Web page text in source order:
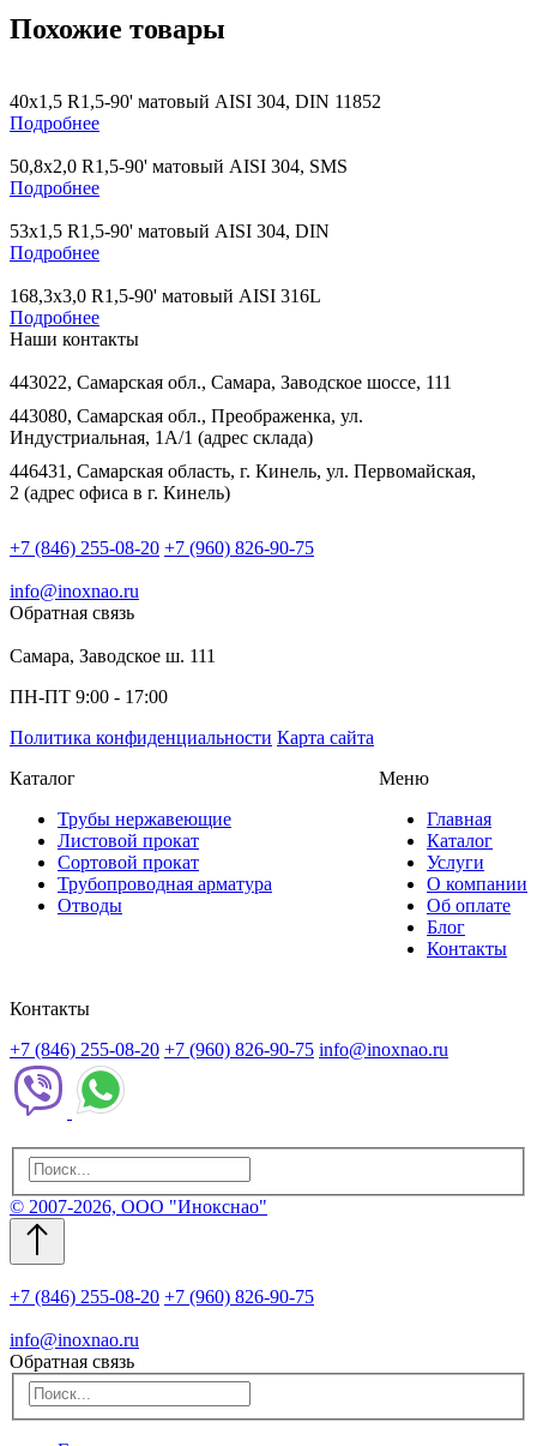
Похожие товары
40х1,5 R1,5-90' матовый AISI 304, DIN 11852
Подробнее
50,8х2,0 R1,5-90' матовый AISI 304, SMS
Подробнее
53х1,5 R1,5-90' матовый AISI 304, DIN
Подробнее
168,3х3,0 R1,5-90' матовый AISI 316L
Подробнее
Наши контакты
443022, Самарская обл., Самара, Заводское шоссе, 111
443080, Самарская обл., Преображенка, ул.
Индустриальная, 1А/1 (адрес склада)
446431, Самарская область, г. Кинель, ул. Первомайская,
2 (адрес офиса в г. Кинель)
+7 (846) 255-08-20 +7 (960) 826-90-75
info@inoxnao.ru
Обратная связь
Самара, Заводское ш. 111
ПН-ПТ 9:00 - 17:00
Политика конфиденциальности Карта сайта
Каталог
Трубы нержавеющие
Листовой прокат
Сортовой прокат
Трубопроводная арматура
Отводы
Меню
Главная
Каталог
Услуги
О компании
Об оплате
Блог
Контакты
Контакты
+7 (846) 255-08-20 +7 (960) 826-90-75 info@inoxnao.ru
© 2007-2026, ООО "Инокснао"
+7 (846) 255-08-20 +7 (960) 826-90-75
info@inoxnao.ru
Обратная связь